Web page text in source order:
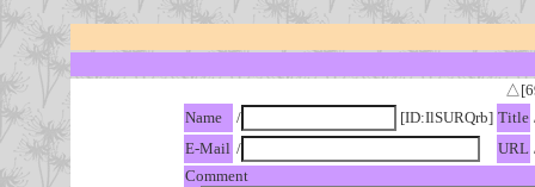
Name
/ [ID:IlSURQrb] Title
E-Mail / URL
Comment